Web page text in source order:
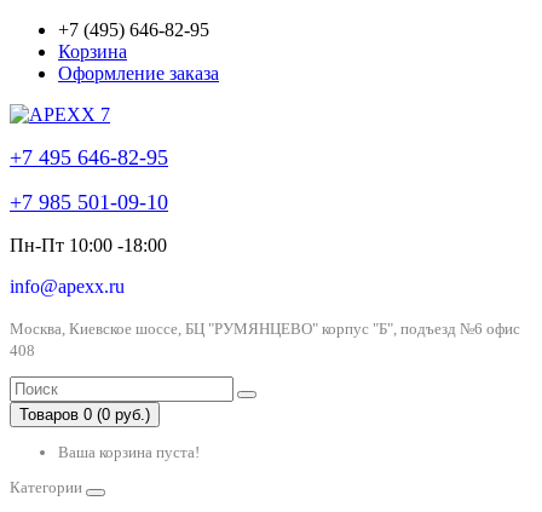
+7 (495) 646-82-95
Корзина
Оформление заказа
+7 495 646-82-95
+7 985 501-09-10
Пн-Пт 10:00 -18:00
info@apexx.ru
Москва, Киевское шоссе, БЦ "РУМЯНЦЕВО" корпус "Б", подъезд №6 офис
408
Товаров 0 (0 руб.)
Ваша корзина пуста!
Категории